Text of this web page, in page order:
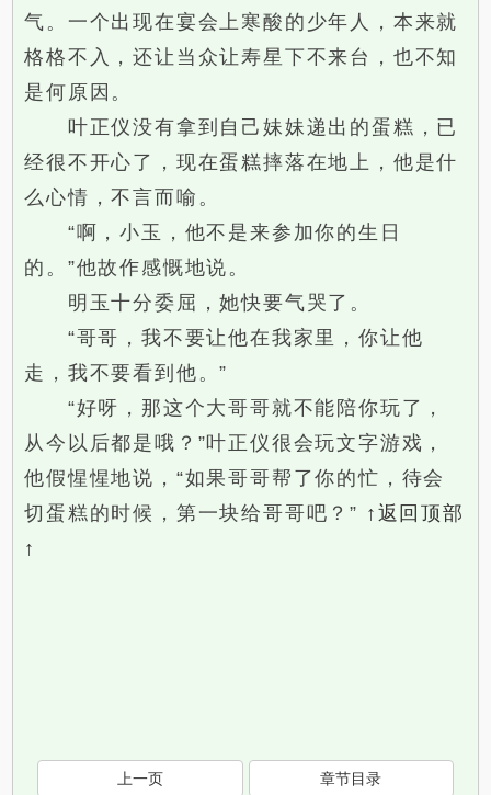
气。一个出现在宴会上寒酸的少年人，本来就
格格不入，还让当众让寿星下不来台，也不知
是何原因。
叶正仪没有拿到自己妹妹递出的蛋糕，已
经很不开心了，现在蛋糕摔落在地上，他是什
么心情，不言而喻。
“啊，小玉，他不是来参加你的生日
的。”他故作感慨地说。
明玉十分委屈，她快要气哭了。
“哥哥，我不要让他在我家里，你让他
走，我不要看到他。”
“好呀，那这个大哥哥就不能陪你玩了，
从今以后都是哦？”叶正仪很会玩文字游戏，
他假惺惺地说，“如果哥哥帮了你的忙，待会
切蛋糕的时候，第一块给哥哥吧？” ↑返回顶部
↑
上一页 章节目录